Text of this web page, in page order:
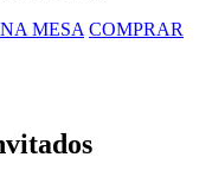
MESA COMPRAR